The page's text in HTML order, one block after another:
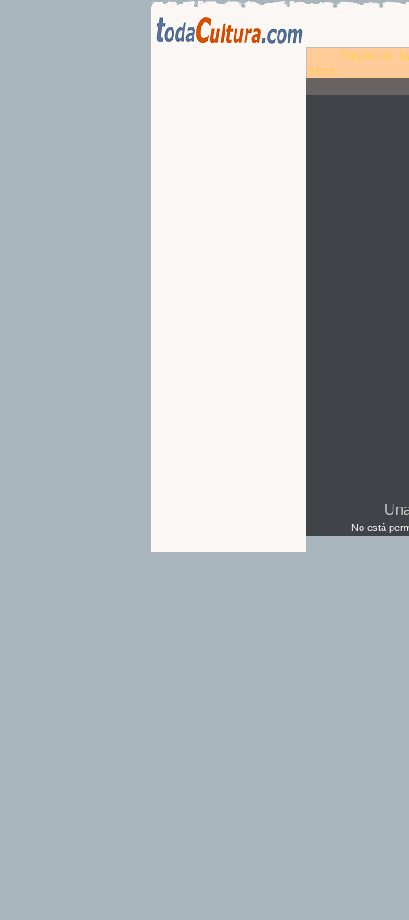
Título de la
obra:
No está